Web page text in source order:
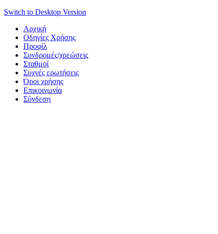
Switch to Desktop Version
Aρχική
Οδηγίες Χρήσης
Προφίλ
Συνδρομές/χρεώσεις
Σταθμοί
Συχνές ερωτήσεις
Όροι χρήσης
Επικοινωνία
Σύνδεση